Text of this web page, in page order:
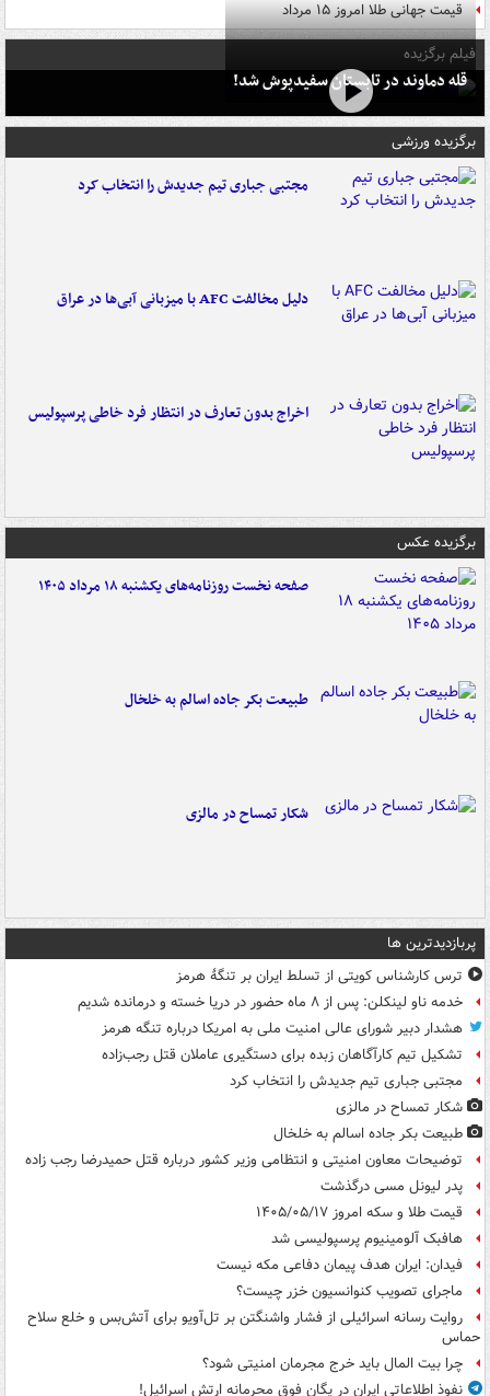
قیمت جهانی طلا امروز ۱۵ مرداد
فیلم برگزیده
قله دماوند در تابستان سفیدپوش شد!
برگزیده ورزشی
مجتبی جباری تیم جدیدش را انتخاب کرد
دلیل مخالفت AFC با میزبانی آبی‌ها در عراق
اخراج بدون تعارف در انتظار فرد خاطی پرسپولیس
برگزیده عکس
صفحه نخست روزنامه‌های یکشنبه ۱۸ مرداد ۱۴۰۵
طبیعت بکر جاده اسالم به خلخال
شکار تمساح در مالزی
پربازدیدترین ها
ترس کارشناس کویتی از تسلط ایران بر تنگۀ هرمز
خدمه ناو لینکلن: پس از ۸ ماه حضور در دریا خسته و درمانده‌ شدیم
هشدار دبیر شورای عالی امنیت ملی به امریکا درباره تنگه هرمز
تشکیل تیم کارآگاهان زبده برای دستگیری عاملان قتل رجب‌زاده
مجتبی جباری تیم جدیدش را انتخاب کرد
شکار تمساح در مالزی
طبیعت بکر جاده اسالم به خلخال
توضیحات معاون امنیتی و انتظامی وزیر کشور درباره قتل حمیدرضا رجب زاده
پدر لیونل مسی درگذشت
قیمت طلا و سکه امروز ۱۴۰۵/۰۵/۱۷
هافبک آلومینیوم پرسپولیسی شد
فیدان: ایران هدف پیمان دفاعی مکه نیست
ماجرای تصویب کنوانسیون خزر چیست؟
روایت رسانه اسرائیلی از فشار واشنگتن بر تل‌آویو برای آتش‌بس و خلع سلاح
حماس
چرا بیت المال باید خرج مجرمان امنیتی شود؟
نفوذ اطلاعاتی ایران در یگان فوق محرمانه ارتش اسرائیل!